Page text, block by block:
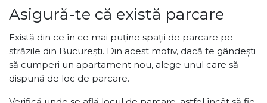
Asigură-te că există parcare
Există din ce în ce mai puține spații de parcare pe
străzile din București. Din acest motiv, dacă te gândești
să cumperi un apartament nou, alege unul care să
dispună de loc de parcare.